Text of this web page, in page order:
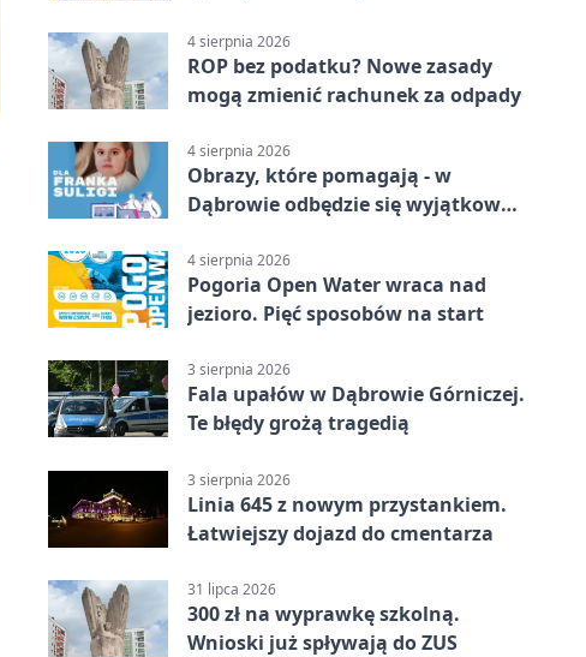
4 sierpnia 2026
ROP bez podatku? Nowe zasady
mogą zmienić rachunek za odpady
4 sierpnia 2026
Obrazy, które pomagają - w
Dąbrowie odbędzie się wyjątkowa
4 sierpnia 2026
Pogoria Open Water wraca nad
jezioro. Pięć sposobów na start
3 sierpnia 2026
Fala upałów w Dąbrowie Górniczej.
Te błędy grożą tragedią
3 sierpnia 2026
Linia 645 z nowym przystankiem.
Łatwiejszy dojazd do cmentarza
31 lipca 2026
300 zł na wyprawkę szkolną.
Wnioski już spływają do ZUS